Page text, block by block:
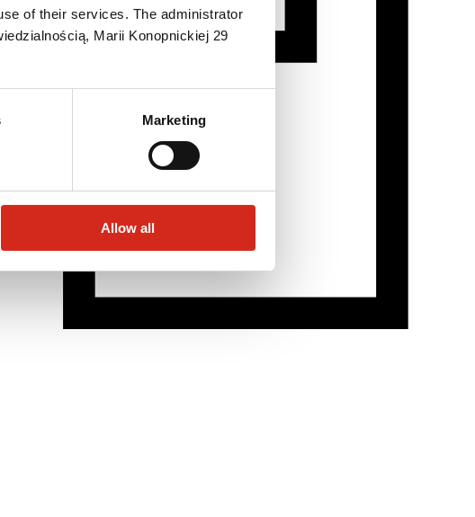
of their services. The administrator
Marii Konopnickiej 29
Marketing
Allow all